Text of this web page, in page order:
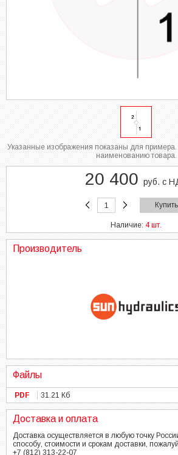
Указанные изображения показаны для примера.
наименованию товара.
20 400 руб. с
Купить
Наличие: 4 шт.
Производитель
Файлы
PDF 31.21 Кб
Доставка и оплата
Доставка осуществляется в любую точку
способу, стоимости и срокам доставки,
+7 (812) 313-22-07